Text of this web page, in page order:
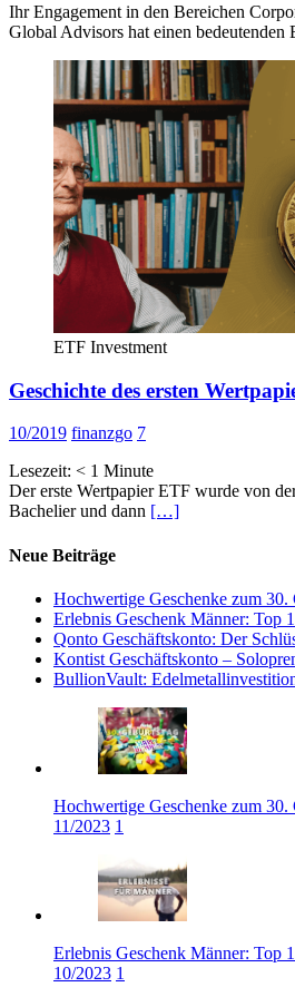
Ihr Engagement in den Bereichen
Global Advisors hat einen
ETF Investment
Geschichte des ersten
10/2019 finanzgo 7
Lesezeit: < 1 Minute
Der erste Wertpapier ETF wurde von
Bachelier und dann […]
Neue Beiträge
Hochwertige Geschenke zum 30.
Erlebnis Geschenk Männer: Top
Qonto Geschäftskonto: Der
Kontist Geschäftskonto –
BullionVault:
Hochwertige Geschenke zum 30.
11/2023 1
Erlebnis Geschenk Männer: Top
10/2023 1